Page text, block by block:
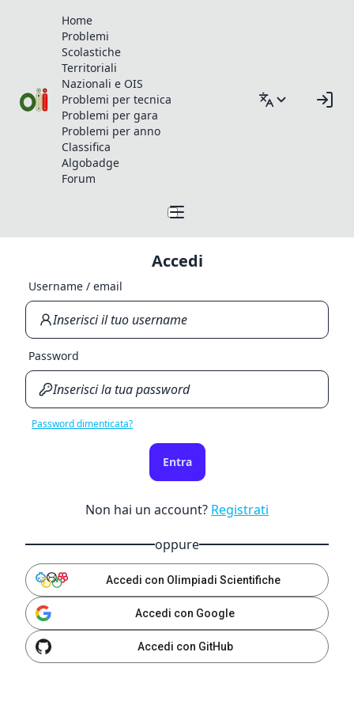
Home
Problemi
Scolastiche
Territoriali
Nazionali e OIS
Problemi per tecnica
Problemi per gara
Problemi per anno
Classifica
Algobadge
Forum
Accedi
Username / email
Password
Password dimenticata?
Entra
Non hai un account? Registrati
oppure
Accedi con Olimpiadi Scientifiche
Accedi con Google
Accedi con GitHub